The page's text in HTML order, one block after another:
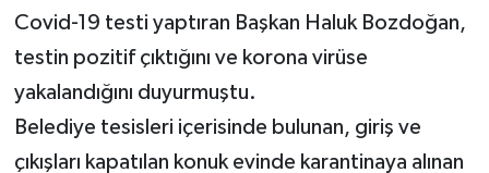
Covid-19 testi yaptıran Başkan Haluk Bozdoğan,
testin pozitif çıktığını ve korona virüse
yakalandığını duyurmuştu.
Belediye tesisleri içerisinde bulunan, giriş ve
çıkışları kapatılan konuk evinde karantinaya alınan